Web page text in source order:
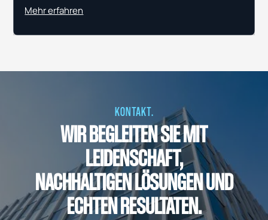
Mehr erfahren
KONTAKT.
WIR BEGLEITEN SIE MIT
LEIDENSCHAFT,
NACHHALTIGEN LÖSUNGEN UND
ECHTEN RESULTATEN.